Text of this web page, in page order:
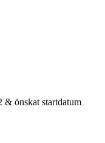
& önskat startdatum